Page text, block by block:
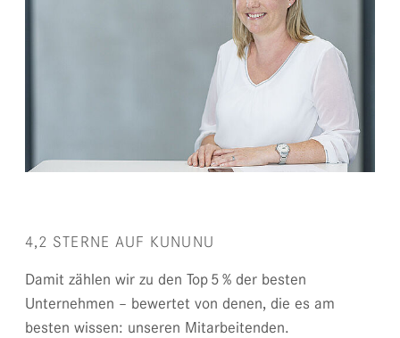
4,2 STERNE AUF KUNUNU
Damit zählen wir zu den Top 5 % der besten
Unternehmen – bewertet von denen, die es am
besten wissen: unseren Mitarbeitenden.